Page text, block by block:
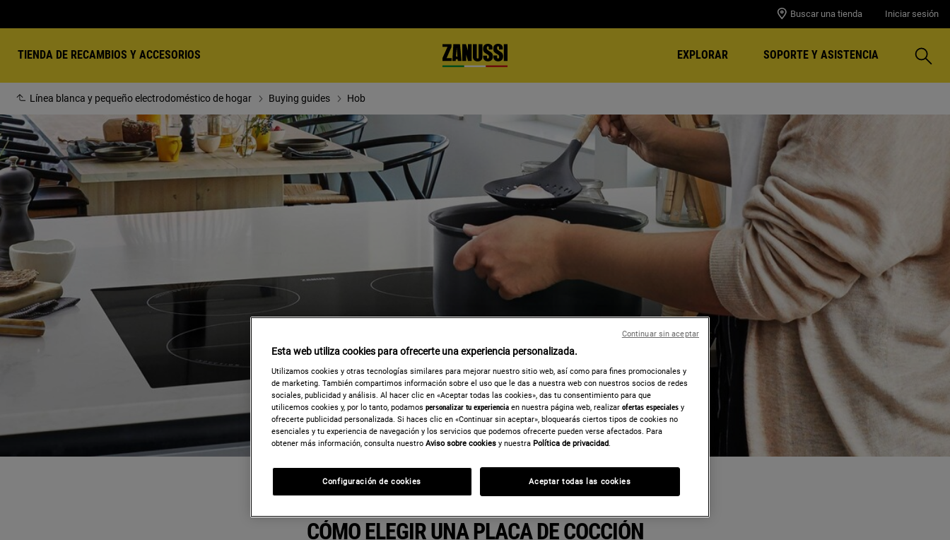
Buscar una tienda Iniciar sesión
TIENDA DE RECAMBIOS Y ACCESORIOS EXPLORAR SOPORTE Y ASISTENCIA Buscar
Línea blanca y pequeño electrodoméstico de hogar Buying guides Hob
CÓMO ELEGIR UNA PLACA DE COCCIÓN
Esta web utiliza cookies para ofrecerte una experiencia personalizada.
Utilizamos cookies y otras tecnologías similares para mejorar nuestro sitio web, así como para fines promocionales y
de marketing. También compartimos información sobre el uso que le das a nuestra web con nuestros socios de redes
sociales, publicidad y análisis. Al hacer clic en «Aceptar todas las cookies», das tu consentimiento para que
utilicemos cookies y, por lo tanto, podamos personalizar tu experiencia en nuestra página web, realizar ofertas especiales y
ofrecerte publicidad personalizada. Si haces clic en «Continuar sin aceptar», bloquearás ciertos tipos de cookies no
esenciales y tu experiencia de navegación y los servicios que podemos ofrecerte pueden verse afectados. Para
obtener más información, consulta nuestro Aviso sobre cookies y nuestra Política de privacidad.
Configuración de cookies Aceptar todas las cookies
Continuar sin aceptar